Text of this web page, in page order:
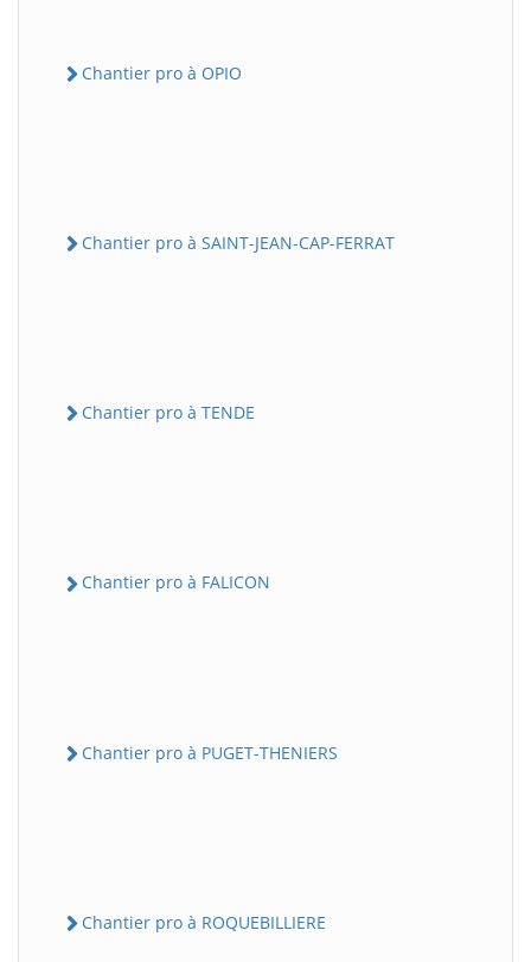
Chantier pro à OPIO
Chantier pro à SAINT-JEAN-CAP-FERRAT
Chantier pro à TENDE
Chantier pro à FALICON
Chantier pro à PUGET-THENIERS
Chantier pro à ROQUEBILLIERE